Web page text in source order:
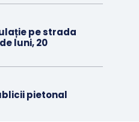
pe strada
luni, 20
pietonal